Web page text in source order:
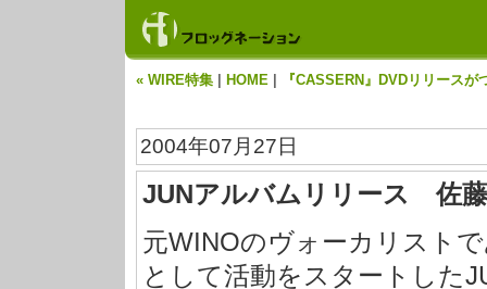
« WIRE特集 HOME 『CASSERN』DVDリリースが
2004年07月27日
JUNアルバムリリース 佐
元WINOのヴォーカリスト
として活動をスタートした